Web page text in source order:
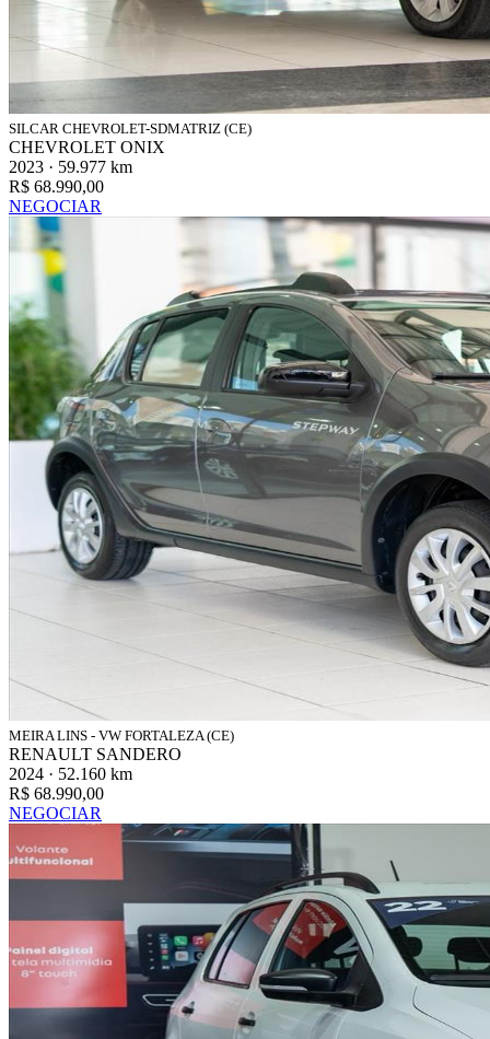
SILCAR CHEVROLET-SDMATRIZ (CE)
CHEVROLET ONIX
2023 · 59.977 km
R$ 68.990,00
NEGOCIAR
MEIRA LINS - VW FORTALEZA (CE)
RENAULT SANDERO
2024 · 52.160 km
R$ 68.990,00
NEGOCIAR